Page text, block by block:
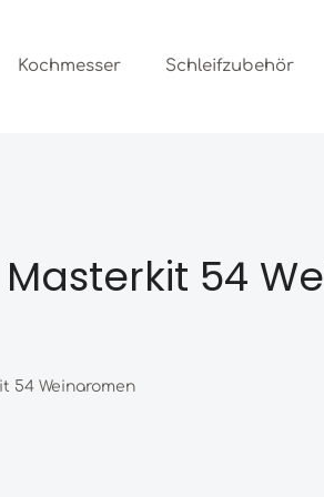
Kochmesser Schleifzubehör
Masterkit 54